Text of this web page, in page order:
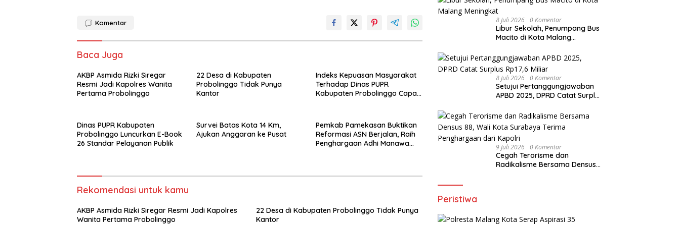
Komentar
Baca Juga
AKBP Asmida Rizki Siregar
Resmi Jadi Kapolres Wanita
Pertama Probolinggo
22 Desa di Kabupaten
Probolinggo Tidak Punya
Kantor
Indeks Kepuasan Masyarakat
Terhadap Dinas PUPR
Kabupaten Probolinggo Capai
Dinas PUPR Kabupaten
Probolinggo Luncurkan E-Book
26 Standar Pelayanan Publik
Survei Batas Kota 14 Km,
Ajukan Anggaran ke Pusat
Pemkab Pamekasan Buktikan
Reformasi ASN Berjalan, Raih
Penghargaan Adhi Manawa
Rekomendasi untuk kamu
AKBP Asmida Rizki Siregar Resmi Jadi Kapolres
Wanita Pertama Probolinggo
22 Desa di Kabupaten Probolinggo Tidak Punya
Kantor
8 Juli 2026 0 Komentar
Libur Sekolah, Penumpang Bus
Macito di Kota Malang
8 Juli 2026 0 Komentar
Setujui Pertanggungjawaban
APBD 2025, DPRD Catat Surplus
9 Juli 2026 0 Komentar
Cegah Terorisme dan
Radikalisme Bersama Densus
Peristiwa